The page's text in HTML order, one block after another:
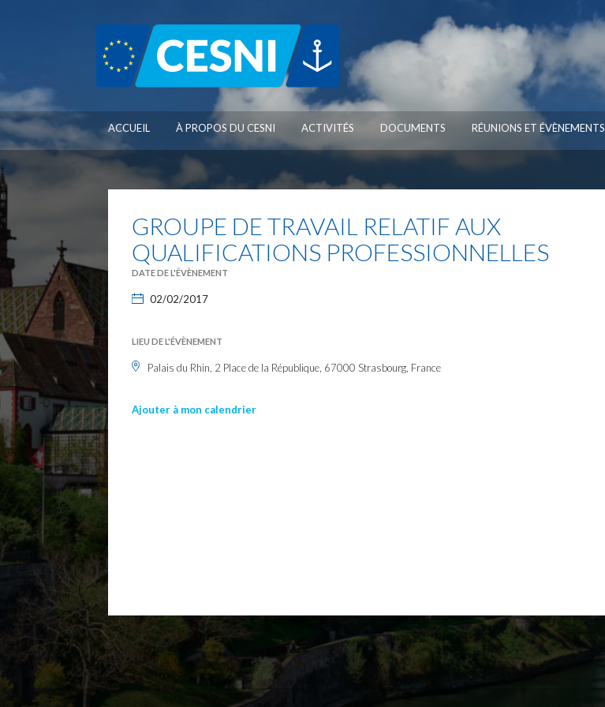
ACCUEIL À PROPOS DU CESNI ACTIVITÉS DOCUMENTS RÉUNIONS ET ÉVÈNEMENTS
GROUPE DE TRAVAIL RELATIF AUX
QUALIFICATIONS PROFESSIONNELLES
DATE DE L'ÉVÈNEMENT
02/02/2017
LIEU DE L'ÉVÈNEMENT
Palais du Rhin, 2 Place de la République, 67000 Strasbourg, France
Ajouter à mon calendrier